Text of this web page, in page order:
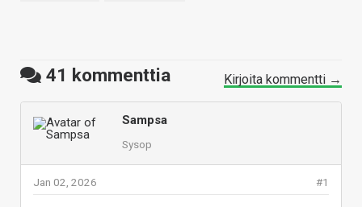
41 kommenttia Kirjoita kommentti →
Sampsa
Sysop
#1
Jan 02, 2026